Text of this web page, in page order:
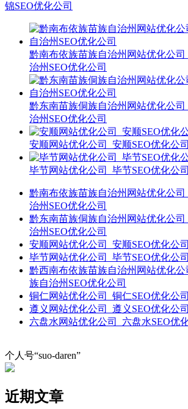
锦SEO优化公司
黔南布依族苗族自治州网站优化公司
治州SEO优化公司
黔东南苗族侗族自治州网站优化公司
治州SEO优化公司
安顺网站优化公司_安顺SEO优化公司
毕节网站优化公司_毕节SEO优化公司
黔南布依族苗族自治州网站优化公司
治州SEO优化公司
黔东南苗族侗族自治州网站优化公司
治州SEO优化公司
安顺网站优化公司_安顺SEO优化公司
毕节网站优化公司_毕节SEO优化公司
黔西南布依族苗族自治州网站优化
族自治州SEO优化公司
铜仁网站优化公司_铜仁SEO优化公司
遵义网站优化公司_遵义SEO优化公司
六盘水网站优化公司_六盘水SEO优
个人号“suo-daren”
近期文章